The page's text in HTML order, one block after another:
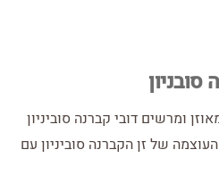
ומרשים דובי קברנה סוביניון
של זן הקברנה סוביניון עם